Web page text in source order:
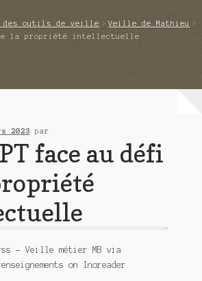
des outils de veille
Veille de Mathieu
de la propriété intellectuelle
2023 par
face au défi
– Veille métier MB via
on Inoreader